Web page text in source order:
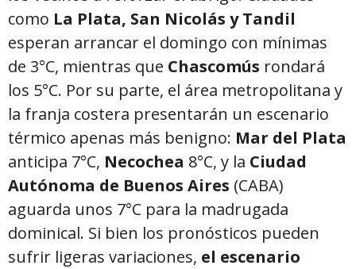
como La Plata, San Nicolás y Tandil
esperan arrancar el domingo con mínimas
de 3°C, mientras que Chascomús rondará
los 5°C. Por su parte, el área metropolitana y
la franja costera presentarán un escenario
térmico apenas más benigno: Mar del Plata
anticipa 7°C, Necochea 8°C, y la Ciudad
Autónoma de Buenos Aires (CABA)
aguarda unos 7°C para la madrugada
dominical. Si bien los pronósticos pueden
sufrir ligeras variaciones, el escenario